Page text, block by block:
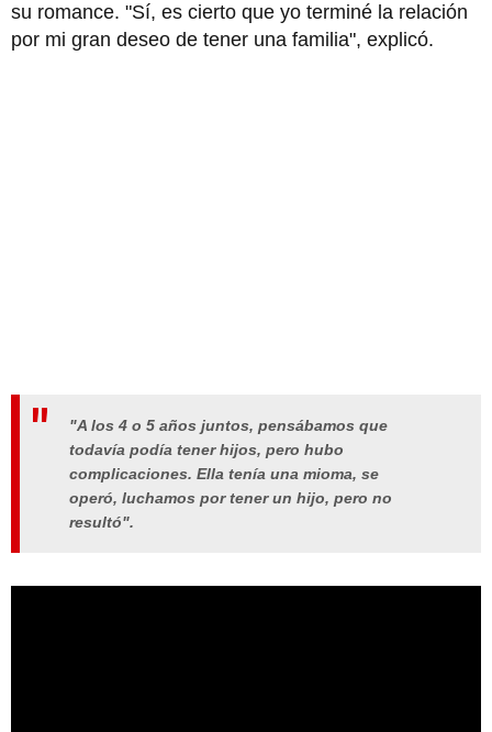
su romance. "Sí, es cierto que yo terminé la relación
por mi gran deseo de tener una familia", explicó.
"A los 4 o 5 años juntos, pensábamos que
todavía podía tener hijos, pero hubo
complicaciones. Ella tenía una mioma, se
operó, luchamos por tener un hijo, pero no
resultó".